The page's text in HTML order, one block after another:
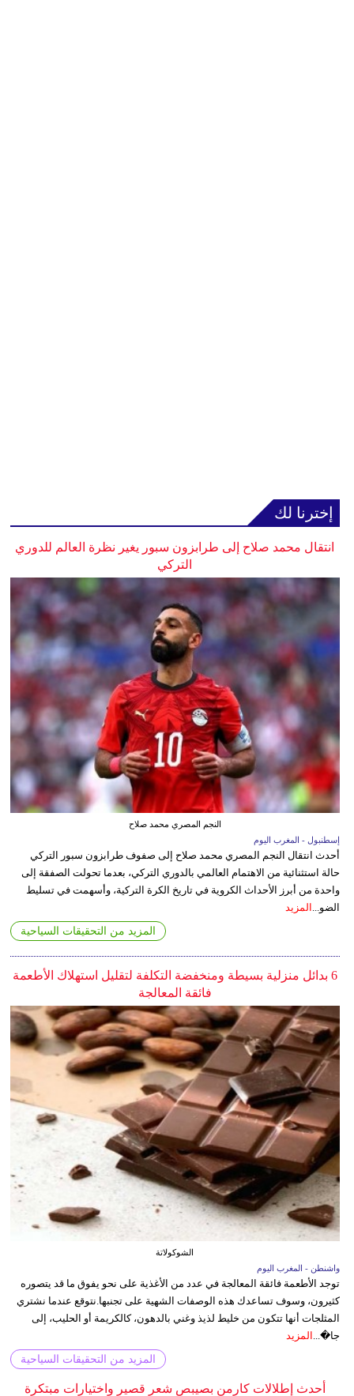
إخترنا لك
انتقال محمد صلاح إلى طرابزون سبور يغير نظرة العالم للدوري
التركي
النجم المصري محمد صلاح
إسطنبول - المغرب اليوم
أحدث انتقال النجم المصري محمد صلاح إلى صفوف طرابزون سبور التركي
حالة استثنائية من الاهتمام العالمي بالدوري التركي، بعدما تحولت الصفقة إلى
واحدة من أبرز الأحداث الكروية في تاريخ الكرة التركية، وأسهمت في تسليط
الضو...
المزيد
المزيد من التحقيقات السياحية
6 بدائل منزلية بسيطة ومنخفضة التكلفة لتقليل استهلاك الأطعمة
فائقة المعالجة
الشوكولاتة
واشنطن - المغرب اليوم
توجد الأطعمة فائقة المعالجة في عدد من الأغذية على نحو يفوق ما قد يتصوره
كثيرون، وسوف تساعدك هذه الوصفات الشهية على تجنبها.نتوقع عندما نشتري
المثلجات أنها تتكون من خليط لذيذ وغني بالدهون، كالكريمة أو الحليب، إلى
جا�... المزيد
المزيد من التحقيقات السياحية
أحدث إطلالات كارمن بصيبص شعر قصير واختيارات مبتكرة